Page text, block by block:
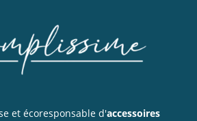
et écoresponsable d'accessoires